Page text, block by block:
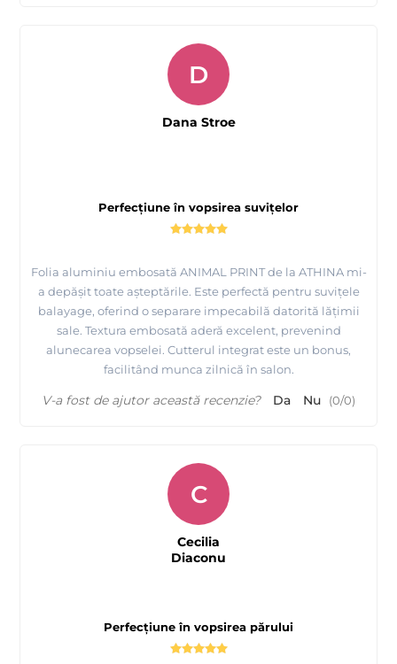
Perfecțiune în vopsirea suvițelor
Folia aluminiu embosată ANIMAL PRINT de la ATHINA mi-
a depășit toate așteptările. Este perfectă pentru suvițele
balayage, oferind o separare impecabilă datorită lățimii
sale. Textura embosată aderă excelent, prevenind
alunecarea vopselei. Cutterul integrat este un bonus,
facilitând munca zilnică în salon.
D
Dana Stroe
V-a fost de ajutor această recenzie? Da Nu (0/0)
Perfecțiune în vopsirea părului
C
Cecilia
Diaconu